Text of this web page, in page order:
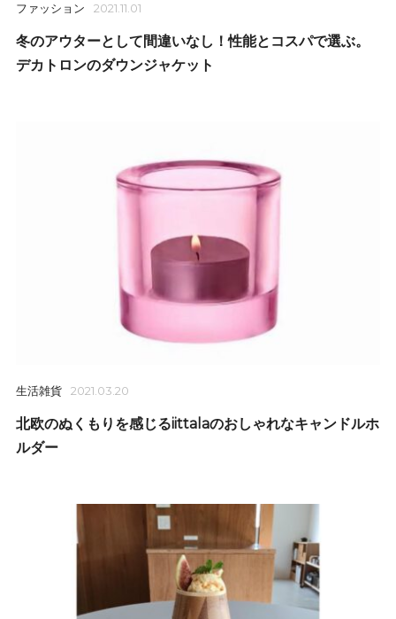
ファッション 2021.11.01
冬のアウターとして間違いなし！性能とコスパで選ぶ。
デカトロンのダウンジャケット
生活雑貨 2021.03.20
北欧のぬくもりを感じるiittalaのおしゃれなキャンドルホ
ルダー